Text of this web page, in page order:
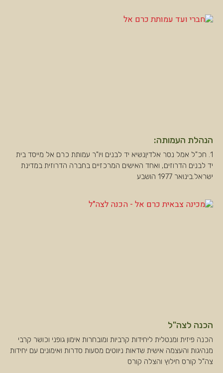
הנהלת העמותה:
1. חכ"ל אמל נסר אלדיןנשיא יד לבנים ויו"ר עמותת כרם אל מייסד בית
יד לבנים הדרוזים, ואחד האישים המרכזיים בחברה הדרוזית במדינת
ישראל.בינואר 1977 הושבע
הכנה לצה"ל
הכנה פיזית ומנטלית ליחידות קרביות ומובחרות אימון גופני וכושר קרבי
מנהיגות והעצמה אישית שדאות ניווטים מסעות סדרות ואימונים עם יחידות
צה"ל קורס חילוץ והצלה קורס